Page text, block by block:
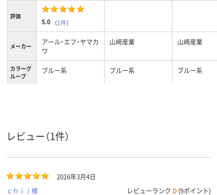
評価
5.0 （1件）
メーカー
アール・エフ・ヤマカ
ワ
山崎産業 山崎産業
カラーグ
ループ
ブルー系 ブルー系 ブルー系
レビュー（1件）
2016年3月4日
ｃｈｉｉ様
レビューランク D (9ポイント)